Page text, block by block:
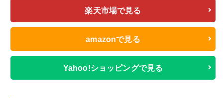
楽天市場で見る
amazonで見る
Yahoo!ショッピングで見る